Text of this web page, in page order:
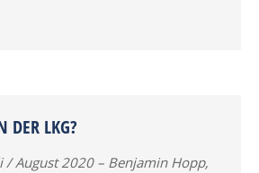
DER LKG?
/ August 2020 – Benjamin Hopp,